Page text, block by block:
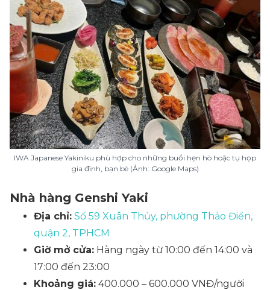
IWA Japanese Yakiniku phù hợp cho những buổi hẹn hò hoặc tụ họp
gia đình, bạn bè (Ảnh: Google Maps)
Nhà hàng Genshi Yaki
Địa chỉ: Số 59 Xuân Thủy, phường Thảo Điền,
quận 2, TPHCM
Giờ mở cửa: Hàng ngày từ 10:00 đến 14:00 và
17:00 đến 23:00
Khoảng giá: 400.000 – 600.000 VNĐ/người